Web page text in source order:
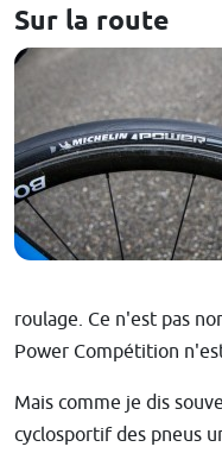
Sur la route
roulage. Ce n'est pas
Power Compétition
Mais comme je dis
cyclosportif des pneus